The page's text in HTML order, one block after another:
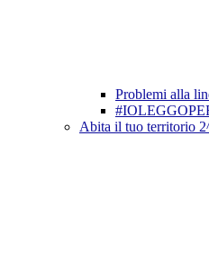
Problemi alla
Abita il tuo territorio